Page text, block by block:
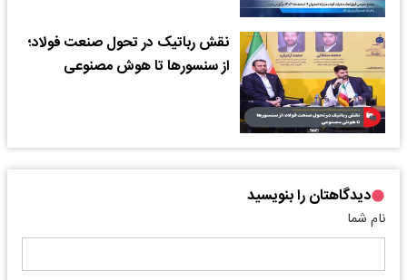
نقش رباتیک در تحول صنعت فولاد؛
از سنسورها تا هوش مصنوعی
دیدگاهتان را بنویسید
نام شما